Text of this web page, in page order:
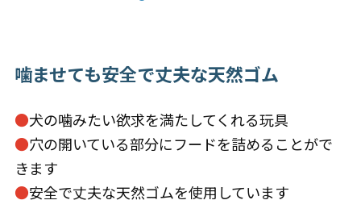
噛ませても安全で丈夫な天然ゴム
●犬の噛みたい欲求を満たしてくれる玩具
●穴の開いている部分にフードを詰めることがで
きます
●安全で丈夫な天然ゴムを使用しています